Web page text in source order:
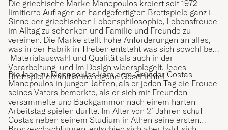
Die griechische Marke Manopoulos kreiert seit 1972
limitierte Auflagen an handgefertigten Brettspiele ganz i
Sinne der griechischen Lebensphilosophie, Lebensfreude
im Alltag zu schenken und Familie und Freunde zu
vereinen. Die Marke stellt hohe Anforderungen an alles,
was in der Fabrik in Theben entsteht was sich sowohl bei
Materialauswahl und Qualität als auch in der
Verarbeitung und im Design widerspiegelt. Jedes
Brettspiel erzählt seine eigene Geschichte!
Die Idee zu Manopoulos kam dem Gründer Costas
Manopoulos in jungen Jahren, als er jeden Tag die Freude
seines Vaters bemerkte, als er sich mit Freunden
versammelte und Backgammon nach einem harten
Arbeitstag spielen durfte. Im Alter von 21 Jahren schuf
Costas neben seinem Studium in Athen seine ersten